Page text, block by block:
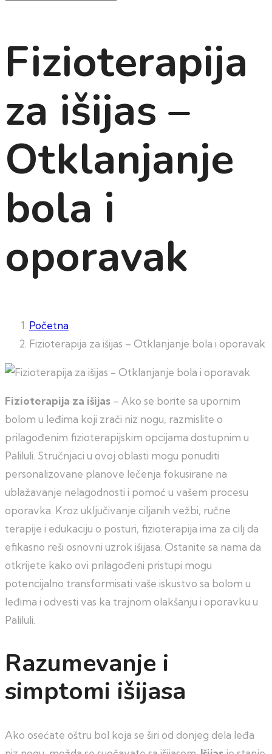
Fizioterapija
za išijas –
Otklanjanje
bola i
oporavak
Početna
Fizioterapija za išijas – Otklanjanje bola i oporavak
Fizioterapija za išijas – Ako se borite sa upornim
bolom u leđima koji zrači niz nogu, razmislite o
prilagođenim fizioterapijskim opcijama dostupnim u
Paliluli. Stručnjaci u ovoj oblasti mogu ponuditi
personalizovane planove lečenja fokusirane na
ublažavanje nelagodnosti i pomoć u vašem procesu
oporavka. Kroz uključivanje ciljanih vežbi, ručne
terapije i edukaciju o posturi, fizioterapija ima za cilj da
efikasno reši osnovni uzrok išijasa. Ostanite sa nama da
otkrijete kako ovi prilagođeni pristupi mogu
potencijalno transformisati vaše iskustvo sa bolom u
leđima i odvesti vas ka trajnom olakšanju i oporavku u
Paliluli.
Razumevanje i
simptomi išijasa
Ako osećate oštru bol koja se širi od donjeg dela leđa